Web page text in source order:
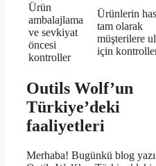
Ürün
ambalajlama
ve sevkiyat
öncesi
kontroller
Ürünlerin
tam olarak
müşterilere
için
Outils Wolf’un
Türkiye’deki
faaliyetleri
Merhaba! Bugünkü blog